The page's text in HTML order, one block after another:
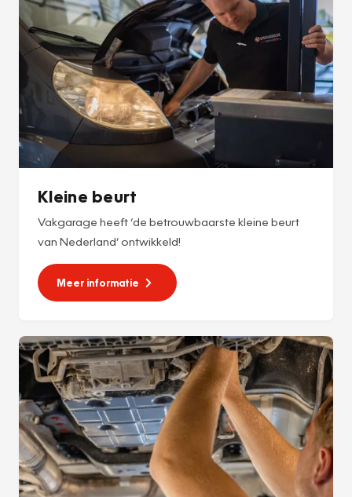
Kleine beurt
Vakgarage heeft ‘de betrouwbaarste kleine beurt
van Nederland’ ontwikkeld!
Meer informatie